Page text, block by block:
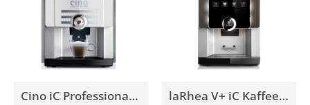
Cino iC Professionale *Neu* Variflex laRhea V+ iC Kaffeevollautomat